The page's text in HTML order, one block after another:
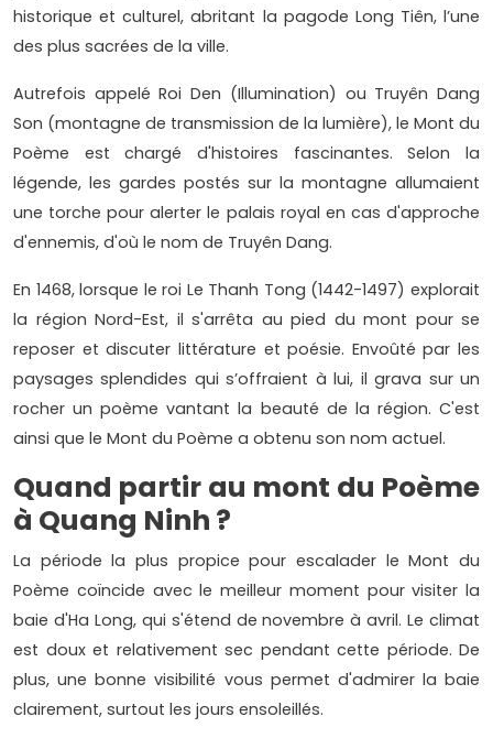
historique et culturel, abritant la pagode Long Tiên, l’une
des plus sacrées de la ville.
Autrefois appelé Roi Den (Illumination) ou Truyên Dang
Son (montagne de transmission de la lumière), le Mont du
Poème est chargé d'histoires fascinantes. Selon la
légende, les gardes postés sur la montagne allumaient
une torche pour alerter le palais royal en cas d'approche
d'ennemis, d'où le nom de Truyên Dang.
En 1468, lorsque le roi Le Thanh Tong (1442-1497) explorait
la région Nord-Est, il s'arrêta au pied du mont pour se
reposer et discuter littérature et poésie. Envoûté par les
paysages splendides qui s’offraient à lui, il grava sur un
rocher un poème vantant la beauté de la région. C'est
ainsi que le Mont du Poème a obtenu son nom actuel.
Quand partir au mont du Poème
à Quang Ninh ?
La période la plus propice pour escalader le Mont du
Poème coïncide avec le meilleur moment pour visiter la
baie d'Ha Long, qui s'étend de novembre à avril. Le climat
est doux et relativement sec pendant cette période. De
plus, une bonne visibilité vous permet d'admirer la baie
clairement, surtout les jours ensoleillés.